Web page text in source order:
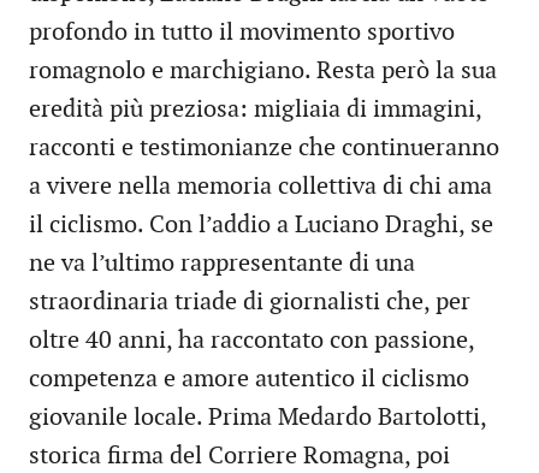
profondo in tutto il movimento sportivo
romagnolo e marchigiano. Resta però la sua
eredità più preziosa: migliaia di immagini,
racconti e testimonianze che continueranno
a vivere nella memoria collettiva di chi ama
il ciclismo. Con l’addio a Luciano Draghi, se
ne va l’ultimo rappresentante di una
straordinaria triade di giornalisti che, per
oltre 40 anni, ha raccontato con passione,
competenza e amore autentico il ciclismo
giovanile locale. Prima Medardo Bartolotti,
storica firma del Corriere Romagna, poi